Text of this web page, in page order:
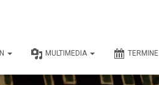
MULTIMEDIA TERMINE